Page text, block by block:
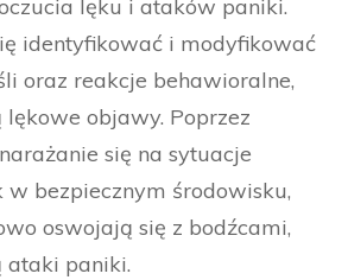
lęku i ataków paniki.
identyfikować i modyfikować
oraz reakcje behawioralne,
objawy. Poprzez
się na sytuacje
w bezpiecznym środowisku,
oswojają się z bodźcami,
ataki paniki.